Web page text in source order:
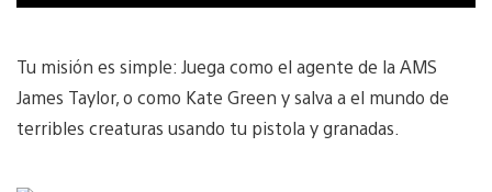
Tu misión es simple: Juega como el agente de la AMS
James Taylor, o como Kate Green y salva a el mundo de
terribles creaturas usando tu pistola y granadas.